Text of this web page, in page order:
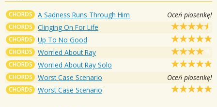
CHORDS A Sadness Runs Through Him Oceń piosenkę!
CHORDS Clinging On For Life
CHORDS Up To No Good
CHORDS Worried About Ray
CHORDS Worried About Ray Solo
CHORDS Worst Case Scenario Oceń piosenkę!
CHORDS Worst Case Scenario